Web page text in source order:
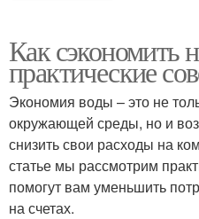
Как сэкономить
практические
Экономия воды – это не
окружающей среды, но и
снизить свои расходы на
статье мы рассмотрим
помогут вам уменьшить
на счетах.